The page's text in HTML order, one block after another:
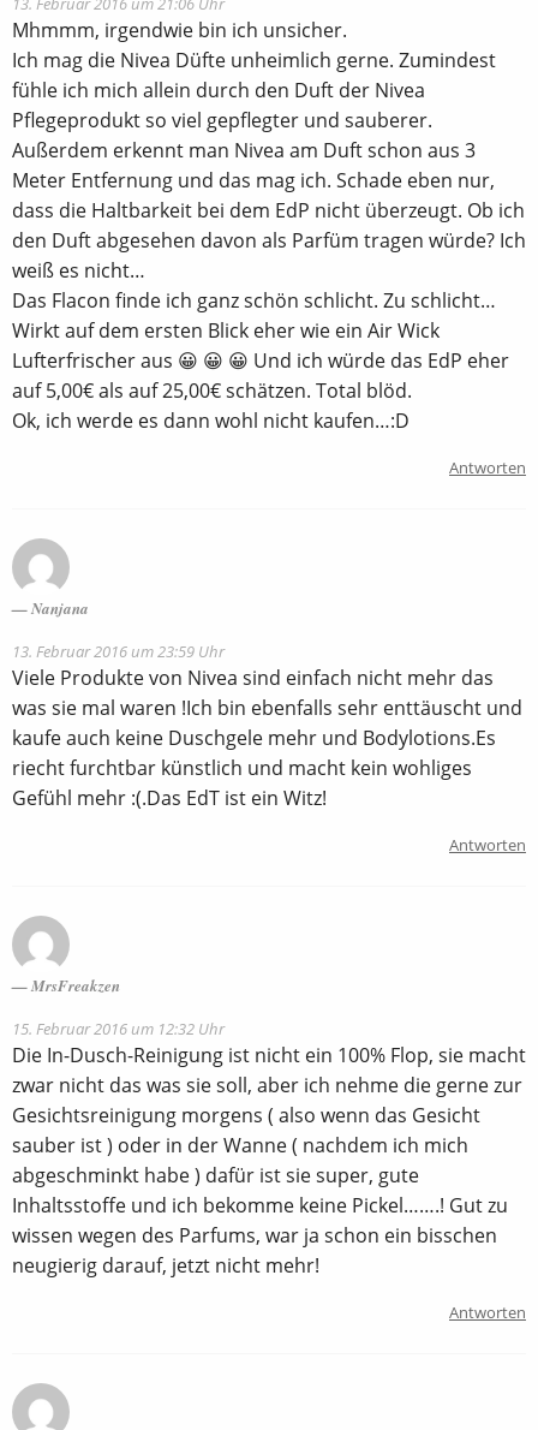
Mhmmm, irgendwie bin ich unsicher.
Ich mag die Nivea Düfte unheimlich gerne. Zumindest
fühle ich mich allein durch den Duft der Nivea
Pflegeprodukt so viel gepflegter und sauberer.
Außerdem erkennt man Nivea am Duft schon aus 3
Meter Entfernung und das mag ich. Schade eben nur,
dass die Haltbarkeit bei dem EdP nicht überzeugt. Ob ich
den Duft abgesehen davon als Parfüm tragen würde? Ich
weiß es nicht…
Das Flacon finde ich ganz schön schlicht. Zu schlicht…
Wirkt auf dem ersten Blick eher wie ein Air Wick
Lufterfrischer aus 😀 😀 😀 Und ich würde das EdP eher
auf 5,00€ als auf 25,00€ schätzen. Total blöd.
Ok, ich werde es dann wohl nicht kaufen…:D
Antworten
Nanjana
13. Februar 2016 um 23:59 Uhr
Viele Produkte von Nivea sind einfach nicht mehr das
was sie mal waren !Ich bin ebenfalls sehr enttäuscht und
kaufe auch keine Duschgele mehr und Bodylotions.Es
riecht furchtbar künstlich und macht kein wohliges
Gefühl mehr :(.Das EdT ist ein Witz!
Antworten
MrsFreakzen
15. Februar 2016 um 12:32 Uhr
Die In-Dusch-Reinigung ist nicht ein 100% Flop, sie macht
zwar nicht das was sie soll, aber ich nehme die gerne zur
Gesichtsreinigung morgens ( also wenn das Gesicht
sauber ist ) oder in der Wanne ( nachdem ich mich
abgeschminkt habe ) dafür ist sie super, gute
Inhaltsstoffe und ich bekomme keine Pickel…….! Gut zu
wissen wegen des Parfums, war ja schon ein bisschen
neugierig darauf, jetzt nicht mehr!
Antworten